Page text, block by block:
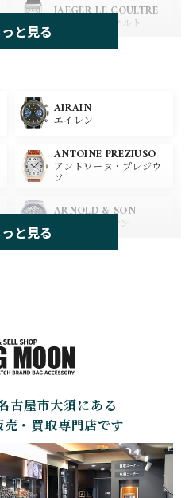
JAEGER LE COULTRE
ジャガー・ルクルト
BREGUET
ブレゲ
BREITLING
ブライトリング
ZENITH
SINN
ジン
CHANEL
シャネル
SEIKO
セイコー
と見る
AIRAIN
エイレン
ANTOINE PREZIUSO
アントワーヌ・プレジウ
ソ
ARNOLD & SON
アーノルド&サン
BAUME&MERCIER
ボーム＆メルシエ
BELL＆ROSS
ベル＆ロス
BOLDR Supply Compan
y
ボルダー・サプライ・カ
ンパニー
と見る
古屋市大須にある
・買取専門店です